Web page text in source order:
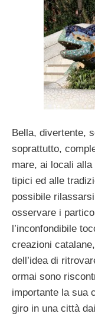
Bella, divertente,
soprattutto,
mare, ai locali
tipici ed alle
possibile
osservare i
l’inconfondibile
creazioni
dell’idea di
ormai sono
importante la sua
giro in una città dai